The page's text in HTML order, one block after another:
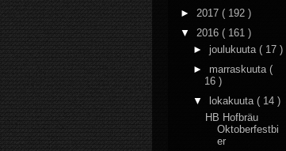
► 2017 ( 192 )
▼ 2016 ( 161 )
► joulukuuta ( 17 )
► marraskuuta (
16 )
▼ lokakuuta ( 14 )
HB Hofbräu
Oktoberfestbi
er